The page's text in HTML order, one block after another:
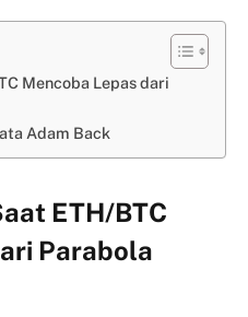
Mencoba Lepas dari
Adam Back
ETH/BTC
Parabola